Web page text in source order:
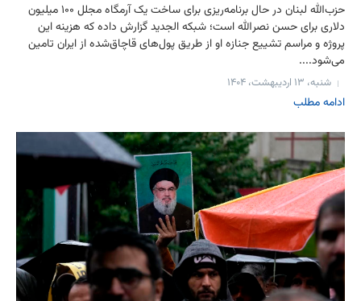
حزب‌الله لبنان در حال برنامه‌ریزی برای ساخت یک آرمگاه مجلل ۱۰۰ میلیون
دلاری برای حسن نصرالله است؛ شبکه الجدید گزارش داده که هزینه این
پروژه و مراسم تشییع جنازه او از طریق پول‌های قاچاق‌شده از ایران تامین
می‌شود....
شنبه، ۱۳ اردیبهشت، ۱۴۰۴
ادامه مطلب